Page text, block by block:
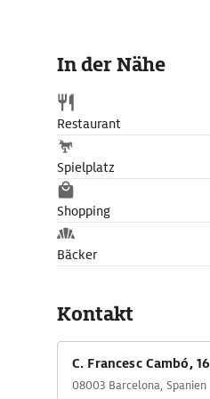
In der Nähe
Restaurant
Spielplatz
Shopping
Bäcker
Kontakt
C. Francesc Cambó, 16
08003 Barcelona, Spanien